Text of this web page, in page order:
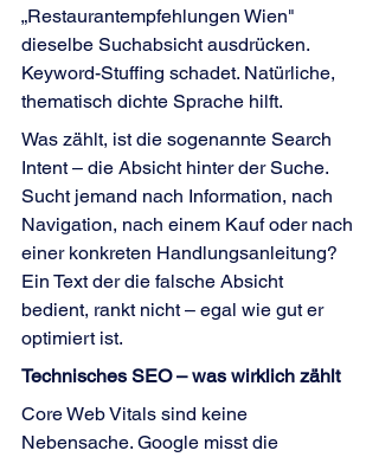
„Restaurantempfehlungen Wien"
dieselbe Suchabsicht ausdrücken.
Keyword-Stuffing schadet. Natürliche,
thematisch dichte Sprache hilft.
Was zählt, ist die sogenannte Search
Intent – die Absicht hinter der Suche.
Sucht jemand nach Information, nach
Navigation, nach einem Kauf oder nach
einer konkreten Handlungsanleitung?
Ein Text der die falsche Absicht
bedient, rankt nicht – egal wie gut er
optimiert ist.
Technisches SEO – was wirklich zählt
Core Web Vitals sind keine
Nebensache. Google misst die